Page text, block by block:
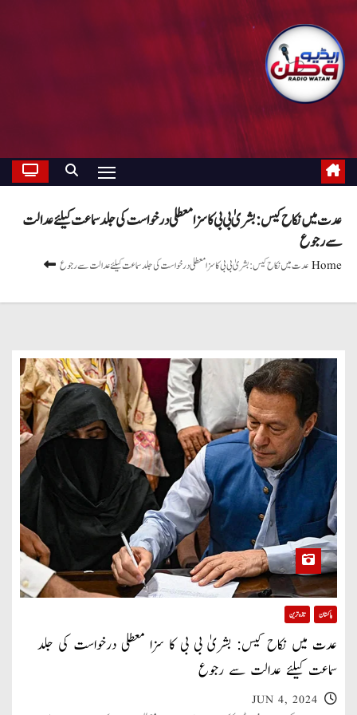
عدت میں نکاح کیس: بشریٰ بی بی کا سزا معطلی درخواست کی جلد سماعت کیلئے عدالت
سے رجوع
Homeعدت میں نکاح کیس: بشریٰ بی بی کا سزا معطلی درخواست کی جلد سماعت کیلئے عدالت سے رجوع
پاکستان تازہ ترین
عدت میں نکاح کیس: بشریٰ بی بی کا سزا معطلی درخواست کی جلد
سماعت کیلئے عدالت سے رجوع
JUN 4, 2024